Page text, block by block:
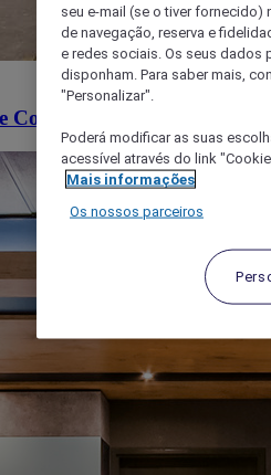
Courbevoie
seu e-mail (se o tiver
de navegação, reserva e
e redes sociais. Os seus dados
disponham. Para saber mais,
"Personalizar".
Poderá modificar as suas
acessível através do link
Mais informações
Os nossos parceiros